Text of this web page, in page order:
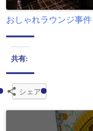
おしゃれラウンジ事件
共有:
シェア